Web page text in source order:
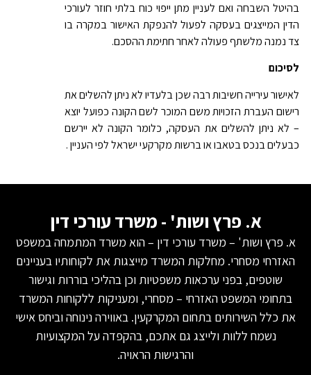
בהיטל השבחה ואם לעניין מתן ייפוי כוח בלתי חוזר לעורכי
הדין המייצגים בעסקה לפעול להנפקת האישור במקרה בו
צד נמנה מלשתף פעולה לאחר חתימת ההסכם.
לסיכום
לאישור עירייה חשיבות רבה שכן בלעדיו לא ניתן להשלים את
רישום העברת הזכויות משם המוכר לשם הקונה כפועל יוצא
– לא ניתן להשלים את העסקה, כלומר הקונה לא יירשם
כבעלים בנכס בטאבו או ברשות מקרקעי ישראל לפי העניין .
א. פרץ ושות' - משרד עורכי דין
א. פרץ ושות' – משרד עורכי דין – הוא משרד המתמחה במשפט
האזרחי מסחרי. מחלקות המשרד מייצגות את לקוחותיו בעניינים
שוטפים, בפני ערכאות משפטיות וכן בהליכי בוררות וגישור
בתחומי המשפט האזרחי – מסחרי, ומעניקות ללקוחות המשרד
את כלל השירותים בתחום המקרקעין. באווירה נינוחה וביחס אישי
נשמח ללוות ולייצג גם אתכם, בהקפדה על המקצועיות
והרגישות הראויה.